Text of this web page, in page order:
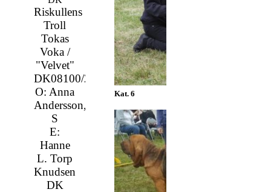
Riskullens
Troll
Tokas
Voka /
"Velvet"
DK08100/2019
O: Anna
Andersson,
S
E:
Hanne
L. Torp
Knudsen
DK
Kat. 6